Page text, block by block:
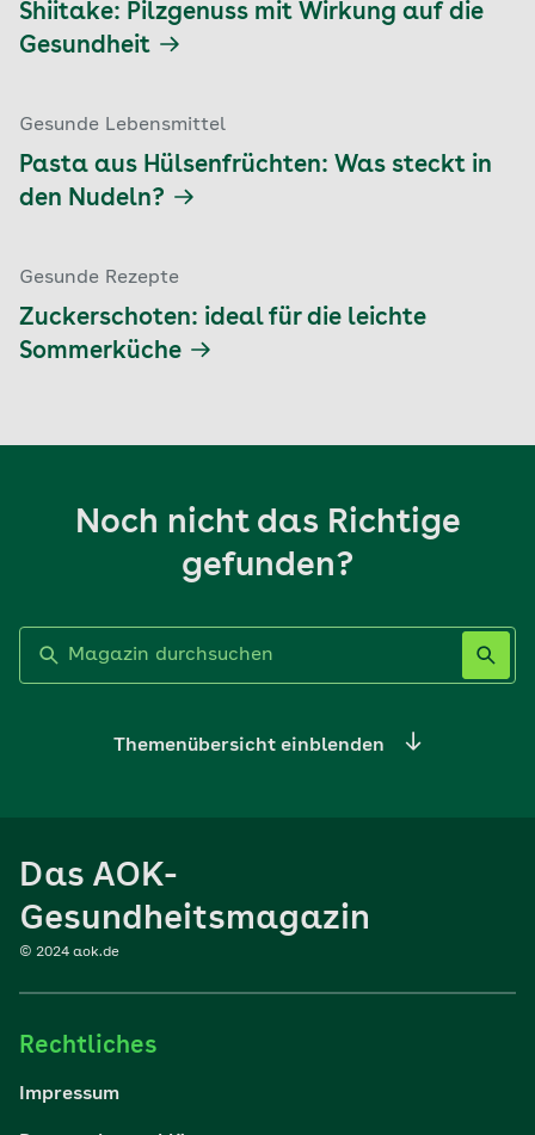
Shiitake: Pilzgenuss mit Wirkung auf die
Gesundheit
Gesunde Lebensmittel
Pasta aus Hülsenfrüchten: Was steckt in
den Nudeln?
Gesunde Rezepte
Zuckerschoten: ideal für die leichte
Sommerküche
Noch nicht das Richtige
gefunden?
Themenübersicht einblenden
Sport
Reisen
Das AOK-
Gesundheitsmagazin
© 2024 aok.de
Rechtliches
Impressum